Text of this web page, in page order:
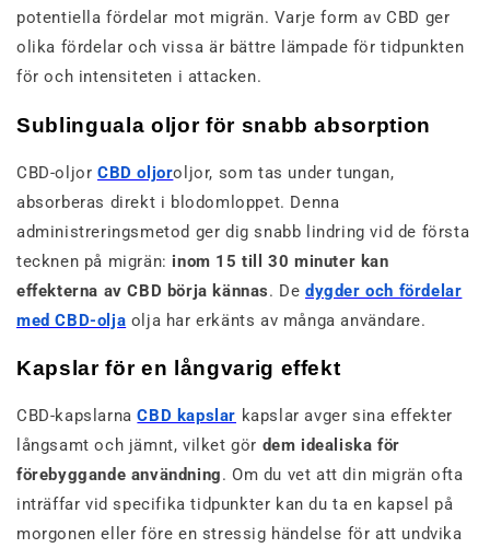
potentiella fördelar mot migrän. Varje form av CBD ger
olika fördelar och vissa är bättre lämpade för tidpunkten
för och intensiteten i attacken.
Sublinguala oljor för snabb absorption
CBD-oljor CBD oljoroljor, som tas under tungan,
absorberas direkt i blodomloppet. Denna
administreringsmetod ger dig snabb lindring vid de första
tecknen på migrän: inom 15 till 30 minuter kan
effekterna av CBD börja kännas. Dedygder och fördelar
med CBD-olja olja har erkänts av många användare.
Kapslar för en långvarig effekt
CBD-kapslarnaCBD kapslar kapslar avger sina effekter
långsamt och jämnt, vilket gör dem idealiska för
förebyggande användning. Om du vet att din migrän ofta
inträffar vid specifika tidpunkter kan du ta en kapsel på
morgonen eller före en stressig händelse för att undvika